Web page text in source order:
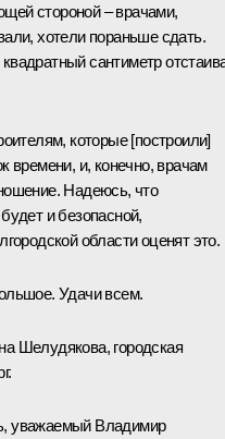
стороной – врачами,
хотели пораньше сдать.
сантиметр
которые [построили]
времени, и, конечно, врачам
Надеюсь, что
и безопасной,
области оценят это.
Удачи всем.
Шелудякова, городская
уважаемый Владимир